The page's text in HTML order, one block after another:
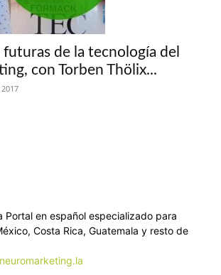
de la tecnología del
con Torben Thölix...
Portal en español especializado para
Costa Rica, Guatemala y resto de